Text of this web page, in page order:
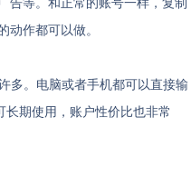
告等。和正常的账号一样，复制
动作都可以做。
多。电脑或者手机都可以直接输
期使用，账户性价比也非常